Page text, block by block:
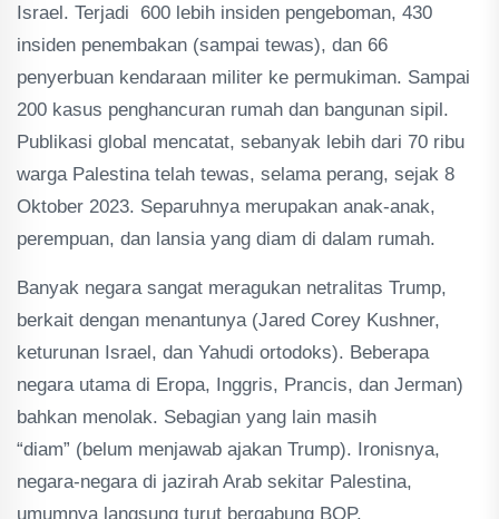
Israel. Terjadi 600 lebih insiden pengeboman, 430
insiden penembakan (sampai tewas), dan 66
penyerbuan kendaraan militer ke permukiman. Sampai
200 kasus penghancuran rumah dan bangunan sipil.
Publikasi global mencatat, sebanyak lebih dari 70 ribu
warga Palestina telah tewas, selama perang, sejak 8
Oktober 2023. Separuhnya merupakan anak-anak,
perempuan, dan lansia yang diam di dalam rumah.
Banyak negara sangat meragukan netralitas Trump,
berkait dengan menantunya (Jared Corey Kushner,
keturunan Israel, dan Yahudi ortodoks). Beberapa
negara utama di Eropa, Inggris, Prancis, dan Jerman)
bahkan menolak. Sebagian yang lain masih
“diam” (belum menjawab ajakan Trump). Ironisnya,
negara-negara di jazirah Arab sekitar Palestina,
umumnya langsung turut bergabung BOP.